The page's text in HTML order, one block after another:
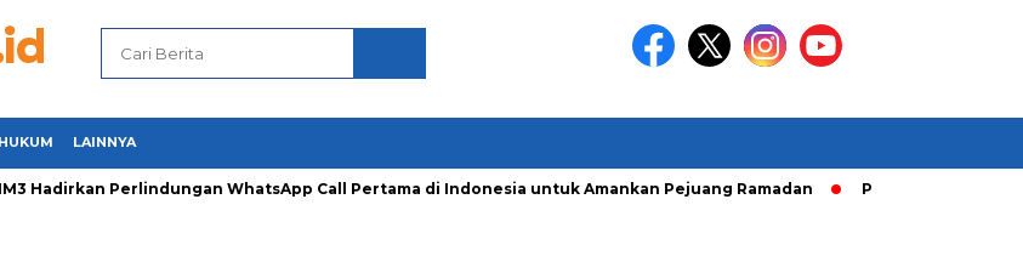
HUKUM LAINNYA
Hadirkan Perlindungan WhatsApp Call Pertama di Indonesia untuk Amankan Pejuang Ramadan Pelaku Curanmor